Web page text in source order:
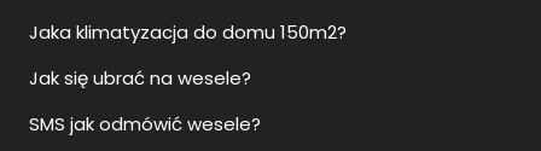
Jaka klimatyzacja do domu 150m2?
Jak się ubrać na wesele?
SMS jak odmówić wesele?